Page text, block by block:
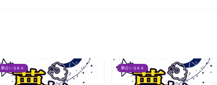
夢占いＱ＆Ａ 夢占いＱ＆Ａ